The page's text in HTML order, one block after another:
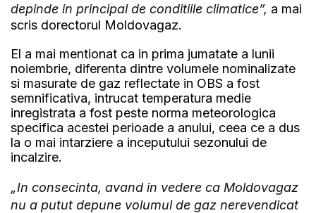
depinde in principal de conditiile climatice”, a mai
scris dorectorul Moldovagaz.
El a mai mentionat ca in prima jumatate a lunii
noiembrie, diferenta dintre volumele nominalizate
si masurate de gaz reflectate in OBS a fost
semnificativa, intrucat temperatura medie
inregistrata a fost peste norma meteorologica
specifica acestei perioade a anului, ceea ce a dus
la o mai intarziere a inceputului sezonului de
incalzire.
„In consecinta, avand in vedere ca Moldovagaz
nu a putut depune volumul de gaz nerevendicat